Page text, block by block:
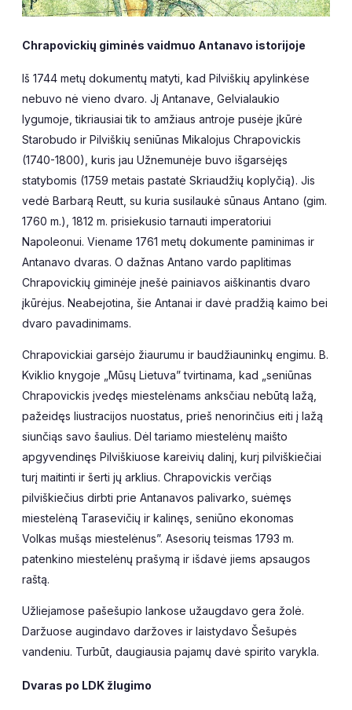
Chrapovickių giminės vaidmuo Antanavo istorijoje
Iš 1744 metų dokumentų matyti, kad Pilviškių apylinkėse
nebuvo nė vieno dvaro. Jį Antanave, Gelvialaukio
lygumoje, tikriausiai tik to amžiaus antroje pusėje įkūrė
Starobudo ir Pilviškių seniūnas Mikalojus Chrapovickis
(1740-1800), kuris jau Užnemunėje buvo išgarsėjęs
statybomis (1759 metais pastatė Skriaudžių koplyčią). Jis
vedė Barbarą Reutt, su kuria susilaukė sūnaus Antano (gim.
1760 m.), 1812 m. prisiekusio tarnauti imperatoriui
Napoleonui. Viename 1761 metų dokumente paminimas ir
Antanavo dvaras. O dažnas Antano vardo paplitimas
Chrapovickių giminėje įnešė painiavos aiškinantis dvaro
įkūrėjus. Neabejotina, šie Antanai ir davė pradžią kaimo bei
dvaro pavadinimams.
Chrapovickiai garsėjo žiaurumu ir baudžiauninkų engimu. B.
Kviklio knygoje „Mūsų Lietuva” tvirtinama, kad „seniūnas
Chrapovickis įvedęs miestelėnams anksčiau nebūtą lažą,
pažeidęs liustracijos nuostatus, prieš nenorinčius eiti į lažą
siunčiąs savo šaulius. Dėl tariamo miestelėnų maišto
apgyvendinęs Pilviškiuose kareivių dalinį, kurį pilviškiečiai
turį maitinti ir šerti jų arklius. Chrapovickis verčiąs
pilviškiečius dirbti prie Antanavos palivarko, suėmęs
miestelėną Tarasevičių ir kalinęs, seniūno ekonomas
Volkas mušąs miestelėnus”. Asesorių teismas 1793 m.
patenkino miestelėnų prašymą ir išdavė jiems apsaugos
raštą.
Užliejamose pašešupio lankose užaugdavo gera žolė.
Daržuose augindavo daržoves ir laistydavo Šešupės
vandeniu. Turbūt, daugiausia pajamų davė spirito varykla.
Dvaras po LDK žlugimo